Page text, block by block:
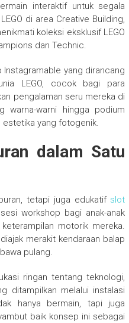
interaktif untuk segala
di area Creative Building,
koleksi eksklusif LEGO
dan Technic.
yang dirancang
LEGO, cocok bagi para
pengalaman seru mereka di
warna-warni hingga podium
estetika yang fotogenik.
dalam Satu
tetapi juga edukatif slot
workshop bagi anak-anak
motorik mereka.
merakit kendaraan balap
pulang.
ringan tentang teknologi,
ditampilkan melalui instalasi
hanya bermain, tapi juga
baik konsep ini sebagai